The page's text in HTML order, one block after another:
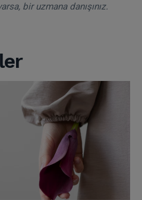
bir uzmana danışınız.